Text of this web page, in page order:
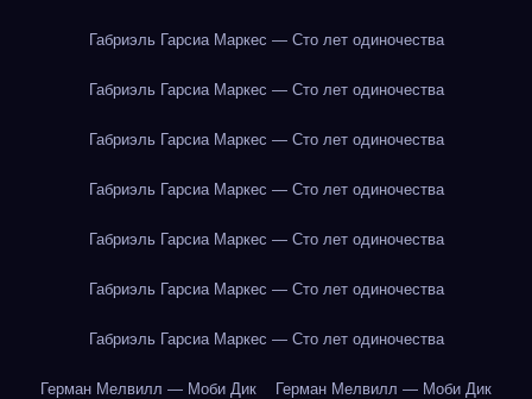
Габриэль Гарсиа Маркес — Сто лет одиночества
Габриэль Гарсиа Маркес — Сто лет одиночества
Габриэль Гарсиа Маркес — Сто лет одиночества
Габриэль Гарсиа Маркес — Сто лет одиночества
Габриэль Гарсиа Маркес — Сто лет одиночества
Габриэль Гарсиа Маркес — Сто лет одиночества
Габриэль Гарсиа Маркес — Сто лет одиночества
Герман Мелвилл — Моби Дик Герман Мелвилл — Моби Дик